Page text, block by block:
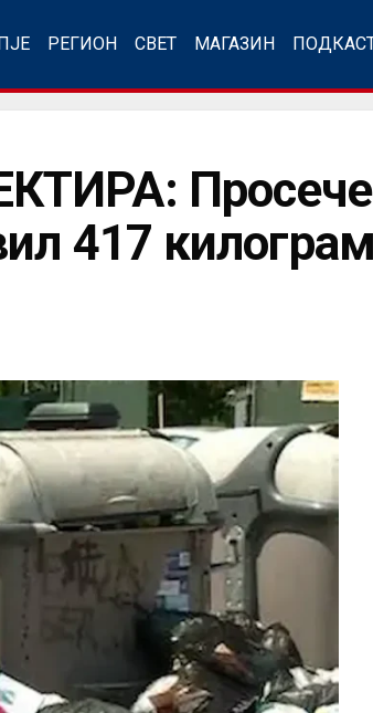
РЕГИОН СВЕТ МАГАЗИН
417